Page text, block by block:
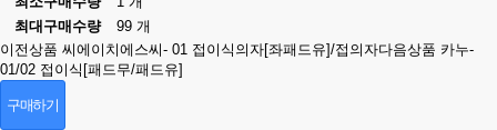
최대구매수량
99 개
이전상품 씨에이치에스씨- 01 접이식의자[좌패드유]/접의자다음상품 카누-
01/02 접이식[패드무/패드유]
구매하기